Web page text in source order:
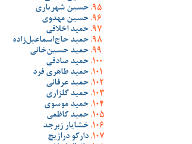
حسین شهریاری
حسین مهدوی
حمید اخلاقی
حمید حاج‌اسماعیل‌زاده
حمید حسین‌خانی
حمید صادقی
حمید طاهری فرد
حمید عرفانی
حمید گلزاری
حمید موسوی
حمید کاظمی
خشایار زبرجد
دارکو دراژیچ